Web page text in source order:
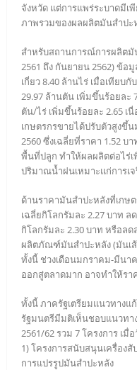
จังหวัด แต่การแพร่ระบาดมีเ
ภาพรวมของผลผลิตมันสำปะ
สำหรับสถานการณ์การผลิตมั
2561 ถึง กันยายน 2562) ข้อ
เกี่ยว 8.40 ล้านไร่ เมื่อเทียบ
29.97 ล้านตัน เพิ่มขึ้นร้อยละ
ตัน/ไร่ เพิ่มขึ้นร้อยละ 2.65 เ
เกษตรกรขายได้ปรับตัวสูงขึ้
2560 ซึ่งเฉลี่ยที่ราคา 1.52 บ
พื้นที่ปลูก ทำให้ผลผลิตต่อไร่
ปริมาณน้ำฝนเหมาะแก่การเ
ด้านราคามันสำปะหลังที่เกษ
เฉลี่ยกิโลกรัมละ 2.27 บาท ล
กิโลกรัมละ 2.30 บาท หรือลด
ผลิตภัณฑ์มันสำปะหลัง (มันเ
ทั้งนี้ ช่วงเดือนมกราคม-มีนา
ออกสู่ตลาดมาก อาจทำให้ร
ทั้งนี้ ภาครัฐเตรียมแนวทาง
รัฐมนตรีมีมติเห็นชอบแนวทา
2561/62 รวม 7 โครงการ เ
1) โครงการสนับสนุนเครื่อง
การแปรรูปมันสำปะหลัง